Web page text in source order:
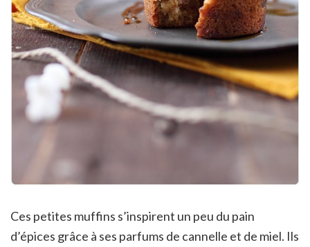
Ces petites muffins s’inspirent un peu du pain
d’épices grâce à ses parfums de cannelle et de miel. Ils